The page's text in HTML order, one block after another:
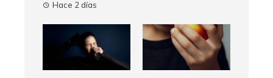
Hace 2 días